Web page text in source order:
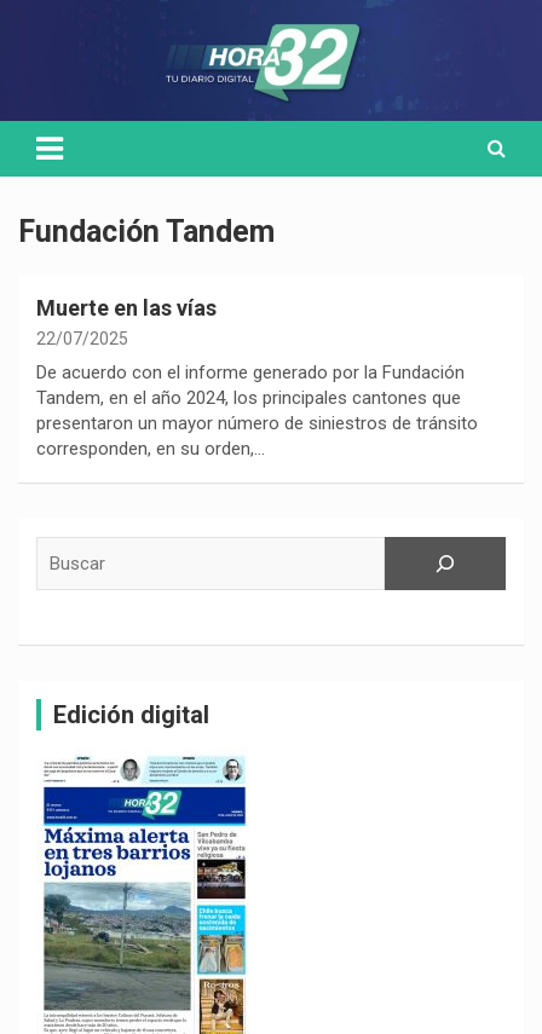
Fundación Tandem
Muerte en las vías
22/07/2025
De acuerdo con el informe generado por la Fundación
Tandem, en el año 2024, los principales cantones que
presentaron un mayor número de siniestros de tránsito
corresponden, en su orden,…
Edición digital